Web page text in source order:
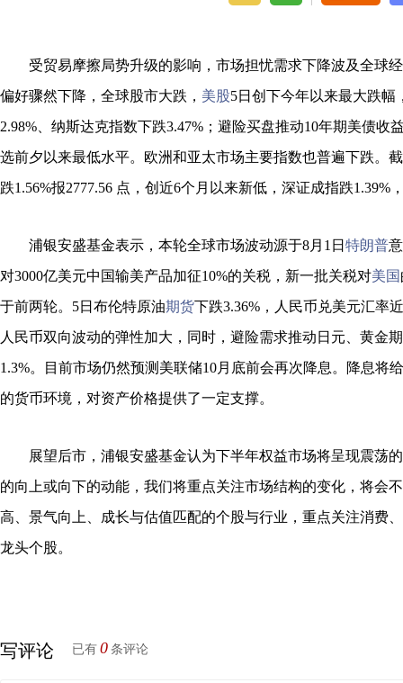
受贸易摩擦局势升级的影响，市场担忧需求下降波及全球
偏好骤然下降，全球股市大跌， 美股5日创下今年以来最大跌幅
2.98%、纳斯达克指数下跌3.47%；避险买盘推动10年期美债收
选前夕以来最低水平。欧洲和亚太市场主要指数也普遍下跌。
跌1.56%报2777.56 点，创近6个月以来新低，深证成指跌1.39%
浦银安盛基金表示，本轮全球市场波动源于8月1日 特朗普
对3000亿美元中国输美产品加征10%的关税，新一批关税对美国
于前两轮。5日布伦特原油期货下跌3.36%，人民币兑美元汇率
人民币双向波动的弹性加大，同时，避险需求推动日元、黄金
1.3%。目前市场仍然预测美联储10月底前会再次降息。降息将
的货币环境，对资产价格提供了一定支撑。
展望后市，浦银安盛基金认为下半年权益市场将呈现震荡
的向上或向下的动能，我们将重点关注市场结构的变化，将会
高、景气向上、成长与估值匹配的个股与行业，重点关注消费
龙头个股。
写评论 已有 0 条评论